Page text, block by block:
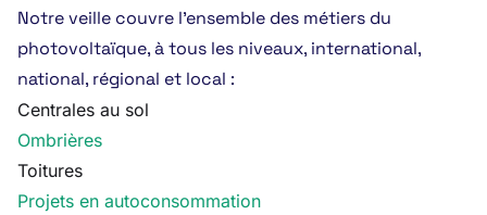
Notre veille couvre l’ensemble des métiers du
photovoltaïque, à tous les niveaux, international,
national, régional et local :
Centrales au sol
Ombrières
Toitures
Projets en autoconsommation